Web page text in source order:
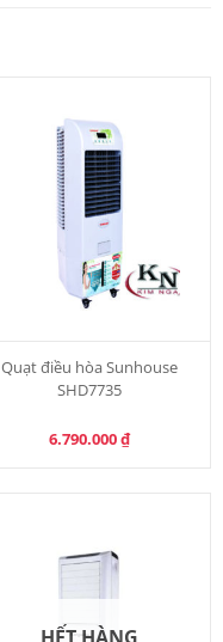
Quạt điều hòa Sunhouse
SHD7735
6.790.000₫